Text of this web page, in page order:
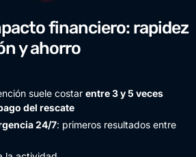
financiero: rapidez
y ahorro
suele costar entre 3 y 5 veces
del rescate
24/7: primeros resultados entre